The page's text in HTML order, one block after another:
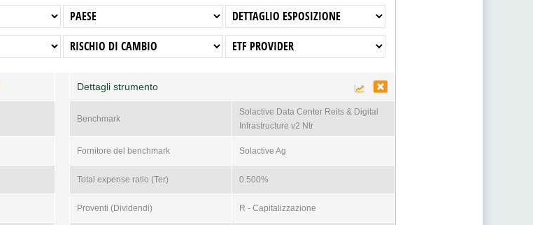
Dettagli strumento
Benchmark
Solactive Data Center Reits & Digital
Infrastructure v2 Ntr
Fornitore del benchmark Solactive Ag
Total expense ratio (Ter) 0.500%
Proventi (Dividendi) R - Capitalizzazione